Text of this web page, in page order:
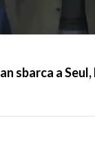
sbarca a